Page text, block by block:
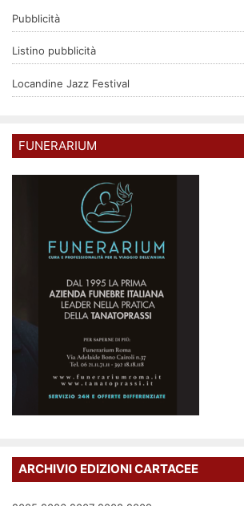
Pubblicità
Listino pubblicità
Locandine Jazz Festival
FUNERARIUM
ARCHIVIO EDIZIONI CARTACEE